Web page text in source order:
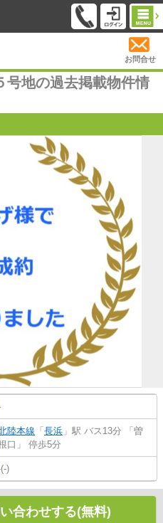
お問合せ
地の過去掲載物件情
陸本線 「 長浜 」駅 バス13分 「曽
口」 停歩5分
)
合わせする(無料)